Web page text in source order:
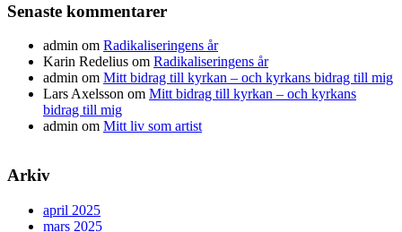
Senaste kommentarer
admin om Radikaliseringens år
Karin Redelius om Radikaliseringens år
admin om Mitt bidrag till kyrkan – och kyrkans bidrag till mig
Lars Axelsson om Mitt bidrag till kyrkan – och kyrkans
bidrag till mig
admin om Mitt liv som artist
Arkiv
april 2025
mars 2025